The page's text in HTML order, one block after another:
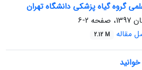
گروه گیاه پزشکی دانشگاه تهران
2-6
مقاله 2.12 M